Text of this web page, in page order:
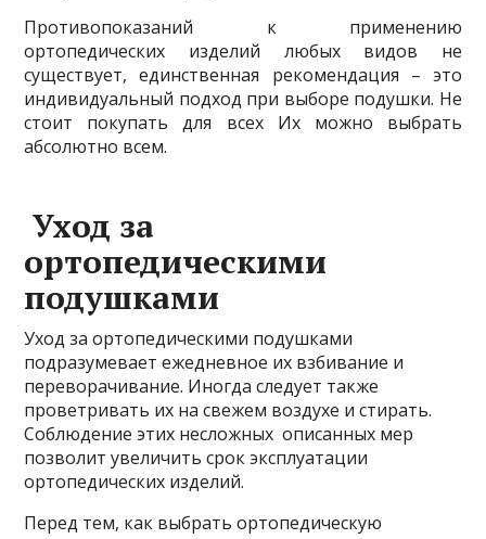
Противопоказаний к применению
ортопедических изделий любых видов не
существует, единственная рекомендация – это
индивидуальный подход при выборе подушки. Не
стоит покупать для всех Их можно выбрать
абсолютно всем.
Уход за
ортопедическими
подушками
Уход за ортопедическими подушками
подразумевает ежедневное их взбивание и
переворачивание. Иногда следует также
проветривать их на свежем воздухе и стирать.
Соблюдение этих несложных описанных мер
позволит увеличить срок эксплуатации
ортопедических изделий.
Перед тем, как выбрать ортопедическую